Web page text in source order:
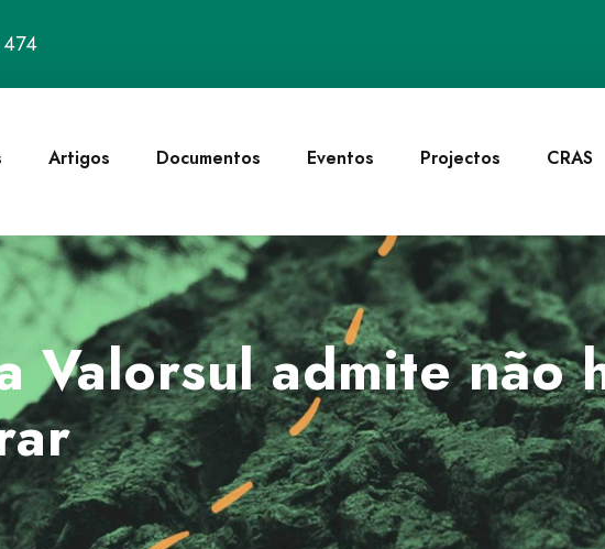
474
Artigos Documentos Eventos Projectos CRAS
Valorsul admite não